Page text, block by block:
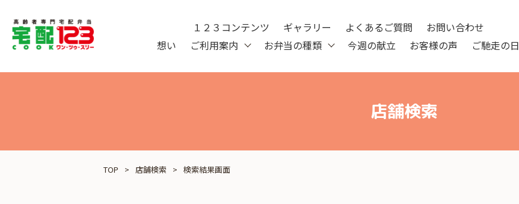
想い ご利用案内 お弁当の種類 今週の献立 お客様の声 ご馳走の日
１２３コンテンツ ギャラリー よくあるご質問
お問い合わせ
店舗検索
TOP 店舗検索 検索結果画面